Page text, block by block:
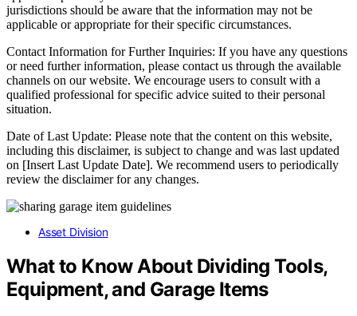
jurisdictions should be aware that the information may not be
applicable or appropriate for their specific circumstances.
Contact Information for Further Inquiries: If you have any questions
or need further information, please contact us through the available
channels on our website. We encourage users to consult with a
qualified professional for specific advice suited to their personal
situation.
Date of Last Update: Please note that the content on this website,
including this disclaimer, is subject to change and was last updated
on [Insert Last Update Date]. We recommend users to periodically
review the disclaimer for any changes.
Asset Division
What to Know About Dividing Tools,
Equipment, and Garage Items